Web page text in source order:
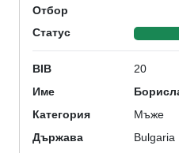
Отбор
Статус
BIB 20
Име
Категория Мъже
Държава Bulgaria